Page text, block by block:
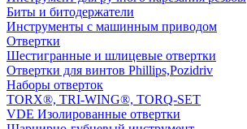
Биты и битодержатели
Инструменты с машинным приводом
Отвертки
Шестигранные и шлицевые отвертки
Отвертки для винтов Phillips,Pozidriv
Наборы отверток
TORX®, TRI-WING®, TORQ-SET
VDE Изолированные отвертки